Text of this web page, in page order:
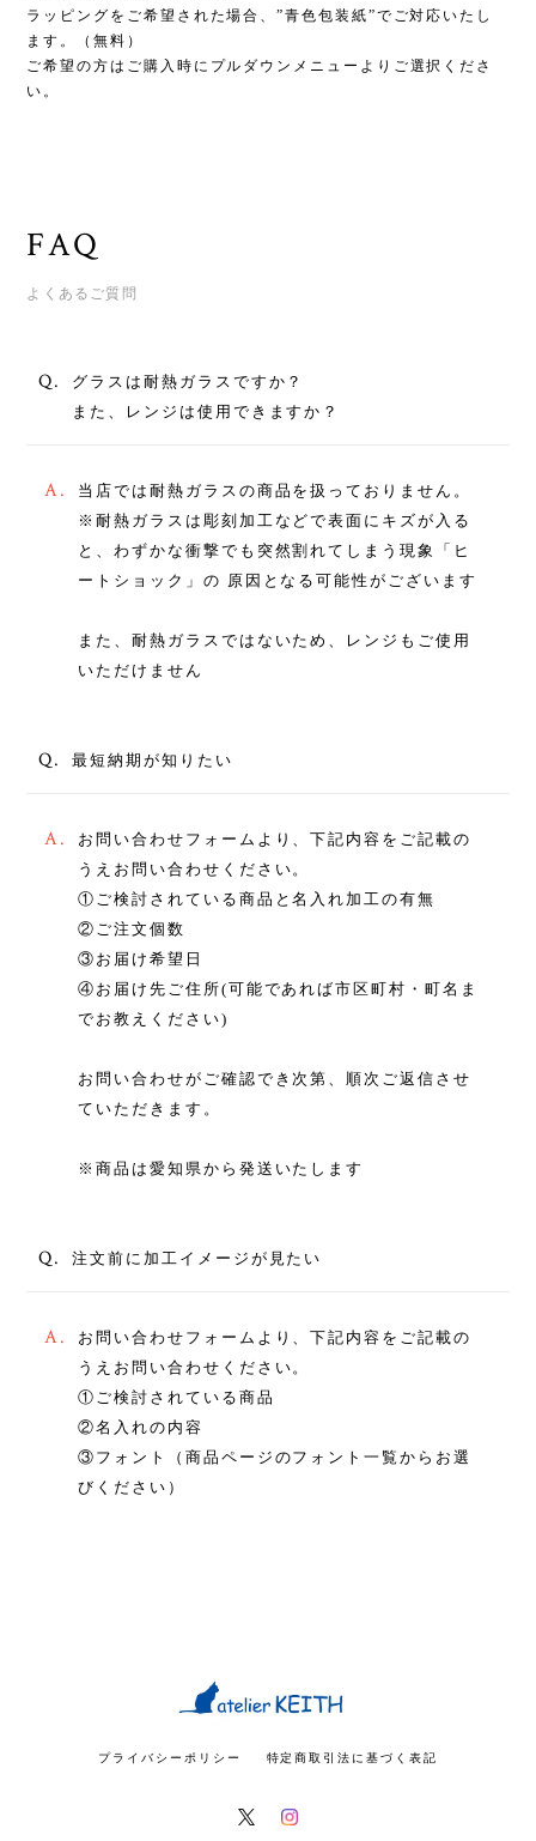
ラッピングをご希望された場合、”青色包装紙”でご対応いたし
ます。（無料）
ご希望の方はご購入時にプルダウンメニューよりご選択くださ
い。
FAQ
よくあるご質問
Q.
グラスは耐熱ガラスですか？
また、レンジは使用できますか？
A.
当店では耐熱ガラスの商品を扱っておりません。
※耐熱ガラスは彫刻加工などで表面にキズが入る
と、わずかな衝撃でも突然割れてしまう現象「ヒ
ートショック」の 原因となる可能性がございます
また、耐熱ガラスではないため、レンジもご使用
いただけません
Q. 最短納期が知りたい
A.
お問い合わせフォームより、下記内容をご記載の
うえお問い合わせください。
①ご検討されている商品と名入れ加工の有無
②ご注文個数
③お届け希望日
④お届け先ご住所(可能であれば市区町村・町名ま
でお教えください)
お問い合わせがご確認でき次第、順次ご返信させ
ていただきます。
※商品は愛知県から発送いたします
Q. 注文前に加工イメージが見たい
A.
お問い合わせフォームより、下記内容をご記載の
うえお問い合わせください。
①ご検討されている商品
②名入れの内容
③フォント（商品ページのフォント一覧からお選
びください）
プライバシーポリシー 特定商取引法に基づく表記